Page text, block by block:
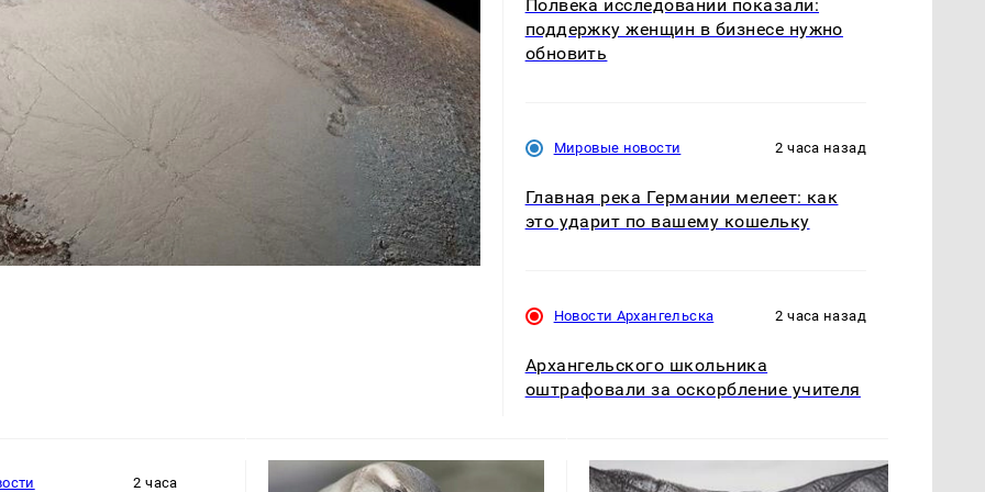
Полвека исследований показали:
поддержку женщин в бизнесе нужно
обновить
Мировые новости 2 часа назад
Главная река Германии мелеет: как
это ударит по вашему кошельку
Новости Архангельска 2 часа назад
Архангельского школьника
оштрафовали за оскорбление учителя
2 часа